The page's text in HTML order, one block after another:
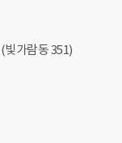
빛가람동 351)